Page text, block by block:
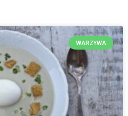
WARZYWA